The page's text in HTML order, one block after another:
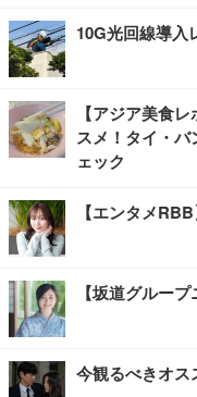
10G光回線導入
【アジア美食
スメ！タイ・
ェック
【エンタメ
【坂道グルー
今観るべきオス